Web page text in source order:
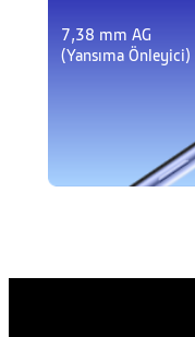
7,38 mm AG
(Yansıma Önleyici)